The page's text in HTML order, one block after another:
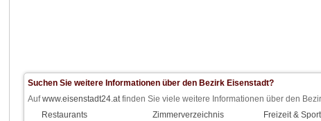
Suchen Sie weitere Informationen über den Bezirk Eisenstadt?
Aufwww.eisenstadt24.atfinden Sie viele weitere Informationen über den
Restaurants
Zimmerverzeichnis Freizeit & Sport